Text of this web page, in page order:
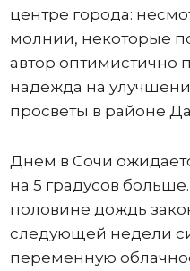
центре города:
молнии, некоторые
автор оптимистично
надежда на
просветы в районе
Днем в Сочи
на 5 градусов
половине дождь
следующей недели
переменную